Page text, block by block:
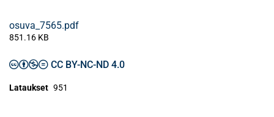
osuva_7565.pdf
851.16 KB
CC BY-NC-ND 4.0
Lataukset 951